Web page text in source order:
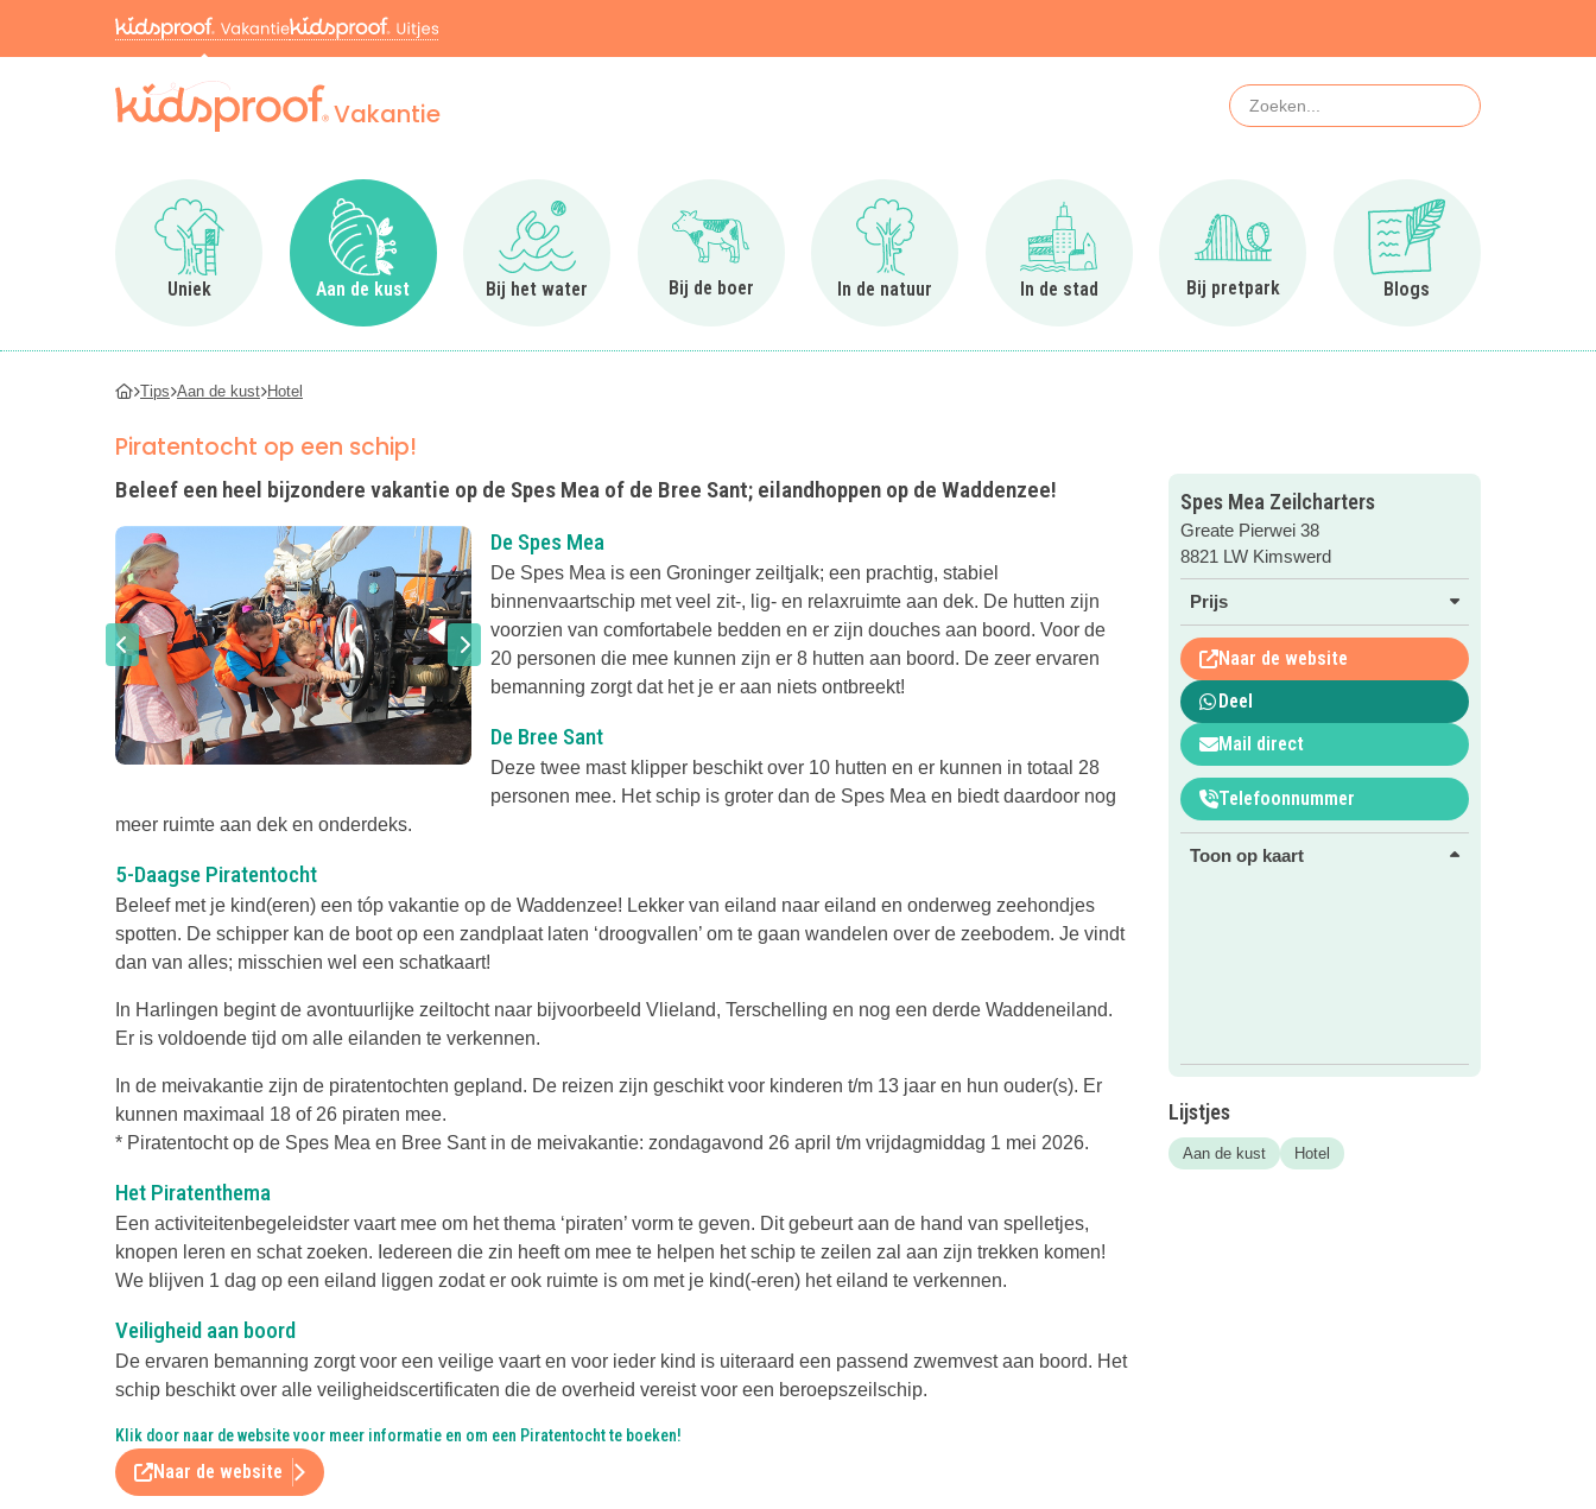
Vakantie Zoeken
Uniek
Ga naar Uniek
Aan de kust
Ga naar Aan de kust
Bij het water
Ga naar Bij het water
Bij de boer
Ga naar Bij de boer
In de natuur
Ga naar In de natuur
In de stad
Ga naar In de stad
Bij pretpark
Ga naar Bij pretpark
Blogs
Ga naar Blogs
Tips Aan de kust Hotel
Piratentocht op een schip!
Beleef een heel bijzondere vakantie op de Spes Mea of de Bree Sant; eilandhoppen op de Waddenzee!
De Spes Mea
De Spes Mea is een Groninger zeiltjalk; een prachtig, stabiel
binnenvaartschip met veel zit-, lig- en relaxruimte aan dek. De hutten zijn
voorzien van comfortabele bedden en er zijn douches aan boord. Voor de
20 personen die mee kunnen zijn er 8 hutten aan boord. De zeer ervaren
bemanning zorgt dat het je er aan niets ontbreekt!
De Bree Sant
Deze twee mast klipper beschikt over 10 hutten en er kunnen in totaal 28
personen mee. Het schip is groter dan de Spes Mea en biedt daardoor nog
meer ruimte aan dek en onderdeks.
5-Daagse Piratentocht
Beleef met je kind(eren) een tóp vakantie op de Waddenzee! Lekker van eiland naar eiland en onderweg zeehondjes
spotten. De schipper kan de boot op een zandplaat laten ‘droogvallen’ om te gaan wandelen over de zeebodem. Je vindt
dan van alles; misschien wel een schatkaart!
In Harlingen begint de avontuurlijke zeiltocht naar bijvoorbeeld Vlieland, Terschelling en nog een derde Waddeneiland.
Er is voldoende tijd om alle eilanden te verkennen.
In de meivakantie zijn de piratentochten gepland. De reizen zijn geschikt voor kinderen t/m 13 jaar en hun ouder(s). Er
kunnen maximaal 18 of 26 piraten mee.
* Piratentocht op de Spes Mea en Bree Sant in de meivakantie: zondagavond 26 april t/m vrijdagmiddag 1 mei 2026.
Het Piratenthema
Een activiteitenbegeleidster vaart mee om het thema ‘piraten’ vorm te geven. Dit gebeurt aan de hand van spelletjes,
knopen leren en schat zoeken. Iedereen die zin heeft om mee te helpen het schip te zeilen zal aan zijn trekken komen!
We blijven 1 dag op een eiland liggen zodat er ook ruimte is om met je kind(-eren) het eiland te verkennen.
Veiligheid aan boord
De ervaren bemanning zorgt voor een veilige vaart en voor ieder kind is uiteraard een passend zwemvest aan boord. Het
schip beschikt over alle veiligheidscertificaten die de overheid vereist voor een beroepszeilschip.
Klik door naar de website voor meer informatie en om een Piratentocht te boeken!
Naar de website
Spes Mea Zeilcharters
Greate Pierwei 38
8821 LW Kimswerd
Prijs
Naar de website
Deel
Mail direct
Telefoonnummer
Toon op kaart
Lijstjes
Aan de kust Hotel